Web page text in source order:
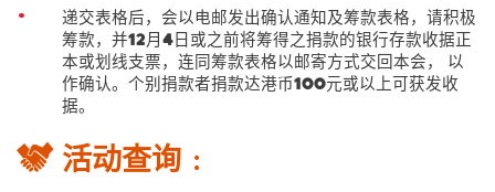
递交表格后，会以电邮发出确认通知及筹款表格，请积极
筹款，并12月4日或之前将筹得之捐款的银行存款收据正
本或划线支票，连同筹款表格以邮寄方式交回本会， 以
作确认。个别捐款者捐款达港币100元或以上可获发收
据。
活动查询﹕